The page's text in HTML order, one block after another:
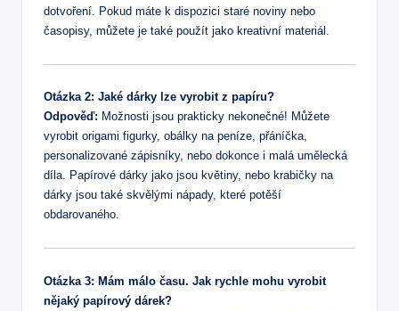
dotvoření. Pokud máte k dispozici staré noviny nebo
časopisy, můžete je také použít jako kreativní materiál.
Otázka 2: Jaké dárky lze vyrobit z papíru?
Odpověď: Možnosti jsou prakticky nekonečné! Můžete
vyrobit origami figurky, obálky na peníze, přáníčka,
personalizované zápisníky, nebo dokonce i malá umělecká
díla. Papírové dárky jako jsou květiny, nebo krabičky na
dárky jsou také skvělými nápady, které potěší
obdarovaného.
Otázka 3: Mám málo času. Jak rychle mohu vyrobit
nějaký papírový dárek?